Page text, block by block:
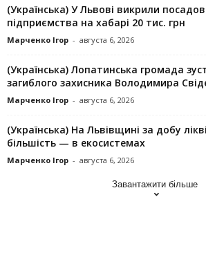
(Українська) У Львові викрили
підприємства на хабарі 20 тис. грн
Марченко Ігор - августа 6, 2026
(Українська) Лопатинська громада
загиблого захисника Володимира
Марченко Ігор - августа 6, 2026
(Українська) На Львівщині за добу
більшість — в екосистемах
Марченко Ігор - августа 6, 2026
Завантажити більше